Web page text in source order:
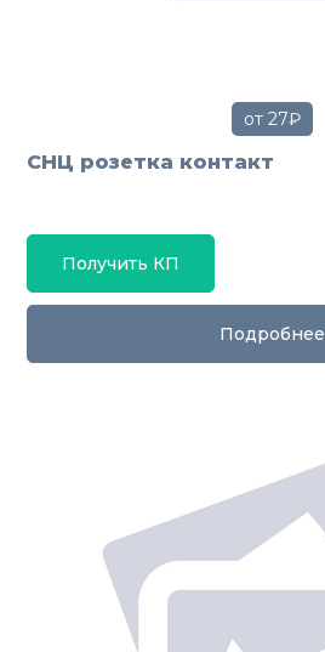
от 27₽
СНЦ розетка контакт
Получить КП
Подробнее